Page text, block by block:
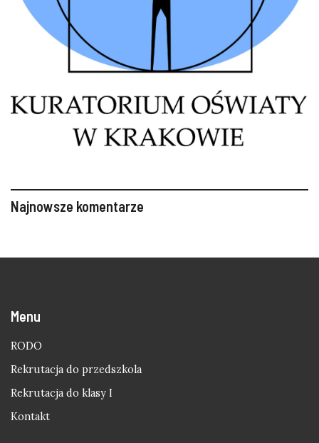
Najnowsze komentarze
Menu
RODO
Rekrutacja do przedszkola
Rekrutacja do klasy I
Kontakt